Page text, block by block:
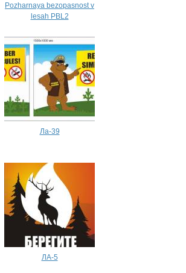
Pozharnaya bezopasnost v
lesah PBL2
Ла-39
ЛА-5